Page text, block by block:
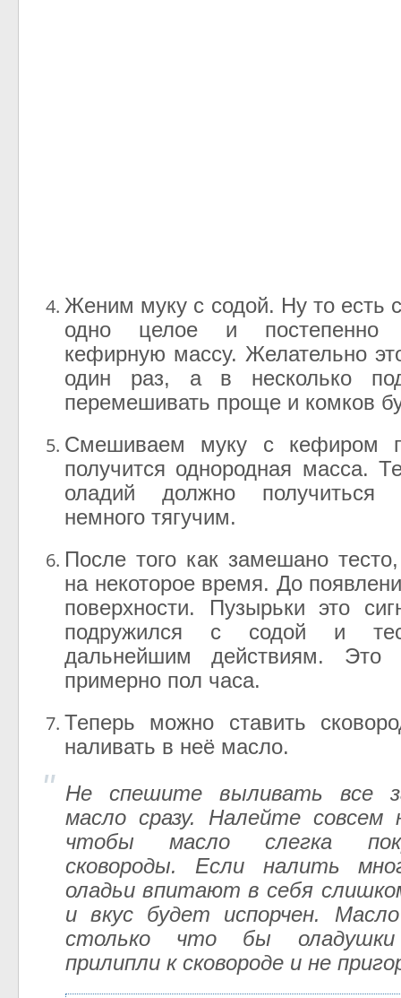
Женим муку с содой. Ну то есть
одно целое и постепенно
кефирную массу. Желательно
один раз, а в несколько
перемешивать проще и комков
Смешиваем муку с кефиром
получится однородная масса.
оладий должно
немного тягучим.
После того как замешано
на некоторое время. До
поверхности. Пузырьки это
подружился с содой и
дальнейшим действиям.
примерно пол часа.
Теперь можно ставить
наливать в неё масло.
Не спешите выливать все
масло сразу. Налейте совсем
чтобы масло слегка
сковороды. Если налить
оладьи впитают в себя
и вкус будет испорчен.
столько что бы
прилипли к сковороде и не